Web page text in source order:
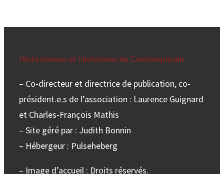
Historiennes et Historiens du Contemporain
– Co-directeur et directrice de publication, co-
président.e.s de l’association : Laurence Guignard
et Charles-François Mathis
– Site géré par : Judith Bonnin
– Hébergeur : Pulseheberg
– Image d’accueil : Droits réservés.